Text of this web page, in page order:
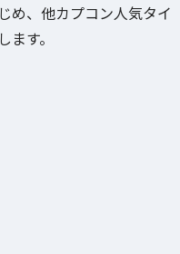
め、他カプコン人気タイ
す。